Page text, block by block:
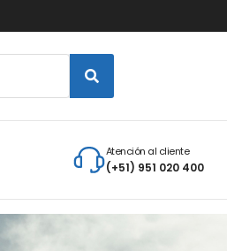
Atención al cliente
(+51) 951 020 400